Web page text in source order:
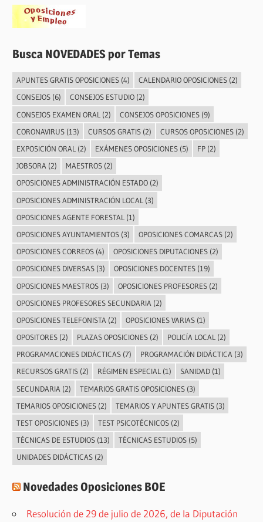
Busca NOVEDADES por Temas
APUNTES GRATIS OPOSICIONES(4) CALENDARIO OPOSICIONES(2)
CONSEJOS(6) CONSEJOS ESTUDIO(2)
CONSEJOS EXAMEN ORAL (2) CONSEJOS OPOSICIONES(9)
CORONAVIRUS(13) CURSOS GRATIS(2) CURSOS OPOSICIONES(2)
EXPOSICIÓN ORAL (2) EXÁMENES OPOSICIONES(5) FP(2)
JOBSORA(2) MAESTROS(2)
OPOSICIONES ADMINISTRACIÓN ESTADO(2)
OPOSICIONES ADMINISTRACIÓN LOCAL (3)
OPOSICIONES AGENTE FORESTAL (1)
OPOSICIONES AYUNTAMIENTOS(3) OPOSICIONES COMARCAS(2)
OPOSICIONES CORREOS(4) OPOSICIONES DIPUTACIONES(2)
OPOSICIONES DIVERSAS(3) OPOSICIONES DOCENTES(19)
OPOSICIONES MAESTROS(3) OPOSICIONES PROFESORES(2)
OPOSICIONES PROFESORES SECUNDARIA (2)
OPOSICIONES TELEFONISTA (2) OPOSICIONES VARIAS(1)
OPOSITORES(2) PLAZAS OPOSICIONES(2) POLICÍA LOCAL (2)
PROGRAMACIONES DIDÁCTICAS(7) PROGRAMACIÓN DIDÁCTICA(3)
RECURSOS GRATIS(2) RÉGIMEN ESPECIAL(1) SANIDAD(1)
SECUNDARIA (2) TEMARIOS GRATIS OPOSICIONES(3)
TEMARIOS OPOSICIONES(2) TEMARIOS Y APUNTES GRATIS(3)
TEST OPOSICIONES(3) TEST PSICOTÉCNICOS(2)
TÉCNICAS DE ESTUDIOS(13) TÉCNICAS ESTUDIOS(5)
UNIDADES DIDÁCTICAS(2)
Novedades Oposiciones BOE
Resolución de 29 de julio de 2026, de la Diputación